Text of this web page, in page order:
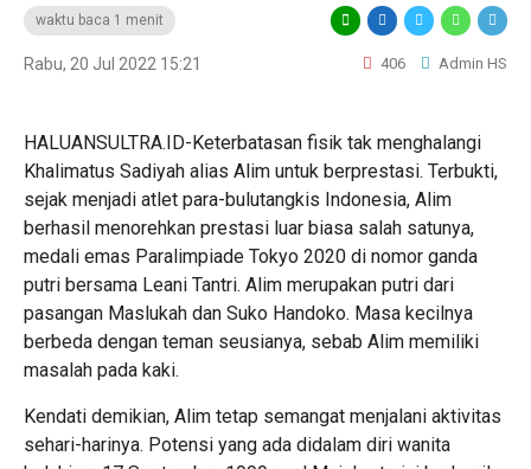
waktu baca 1 menit
Rabu, 20 Jul 2022 15:21 406 Admin HS
HALUANSULTRA.ID-Keterbatasan fisik tak menghalangi
Khalimatus Sadiyah alias Alim untuk berprestasi. Terbukti,
sejak menjadi atlet para-bulutangkis Indonesia, Alim
berhasil menorehkan prestasi luar biasa salah satunya,
medali emas Paralimpiade Tokyo 2020 di nomor ganda
putri bersama Leani Tantri. Alim merupakan putri dari
pasangan Maslukah dan Suko Handoko. Masa kecilnya
berbeda dengan teman seusianya, sebab Alim memiliki
masalah pada kaki.
Kendati demikian, Alim tetap semangat menjalani aktivitas
sehari-harinya. Potensi yang ada didalam diri wanita